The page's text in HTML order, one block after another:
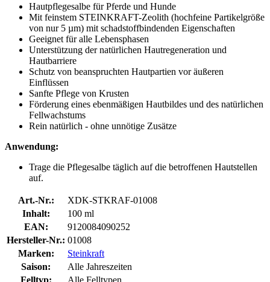
Hautpflegesalbe für Pferde und Hunde
Mit feinstem STEINKRAFT-Zeolith (hochfeine Partikelgröße
von nur 5 µm) mit schadstoffbindenden Eigenschaften
Geeignet für alle Lebensphasen
Unterstützung der natürlichen Hautregeneration und
Hautbarriere
Schutz von beanspruchten Hautpartien vor äußeren
Einflüssen
Sanfte Pflege von Krusten
Förderung eines ebenmäßigen Hautbildes und des natürlichen
Fellwachstums
Rein natürlich - ohne unnötige Zusätze
Anwendung:
Trage die Pflegesalbe täglich auf die betroffenen Hautstellen
auf.
Art.-Nr.:
XDK-STKRAF-01008
Inhalt:
100 ml
EAN:
9120084090252
Hersteller-Nr.: 01008
Marken:
Steinkraft
Saison:
Alle Jahreszeiten
Felltyp:
Alle Felltypen